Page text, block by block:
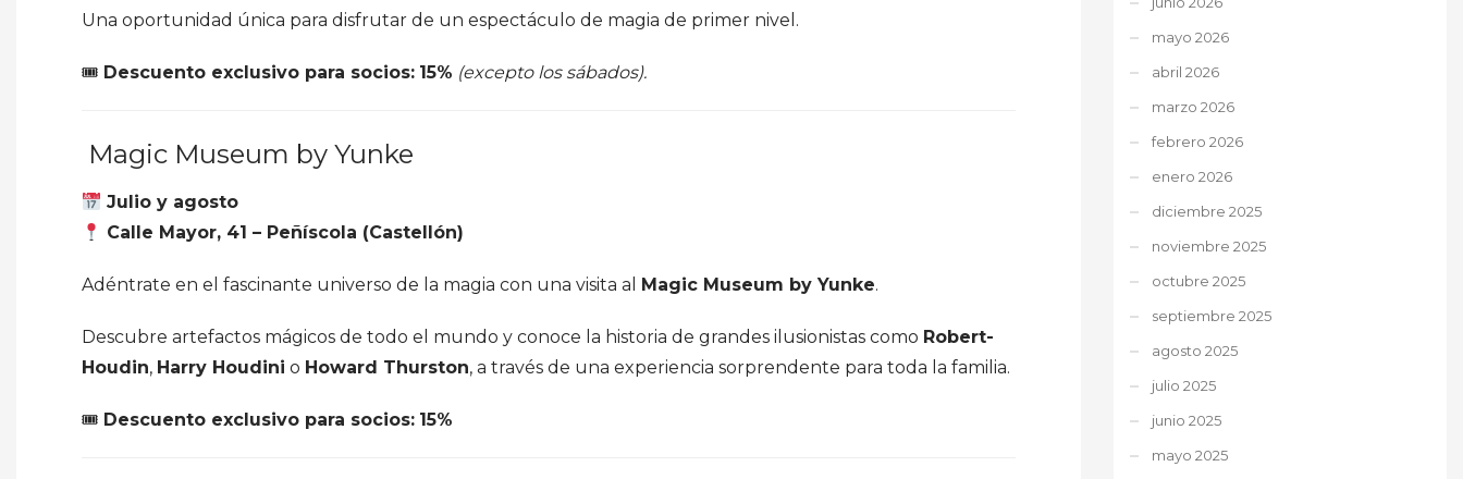
Una oportunidad única para disfrutar de un espectáculo de magia de primer nivel.
🎟 Descuento exclusivo para socios: 15% (excepto los sábados).
Magic Museum by Yunke
Julio y agosto
Calle Mayor, 41 – Peñíscola (Castellón)
Adéntrate en el fascinante universo de la magia con una visita al Magic Museum by Yunke.
Descubre artefactos mágicos de todo el mundo y conoce la historia de grandes ilusionistas como Robert-
Houdin, Harry Houdini o Howard Thurston, a través de una experiencia sorprendente para toda la familia.
🎟 Descuento exclusivo para socios: 15%
mayo 2026
abril 2026
marzo 2026
febrero 2026
enero 2026
diciembre 2025
noviembre 2025
octubre 2025
septiembre 2025
agosto 2025
julio 2025
junio 2025
mayo 2025